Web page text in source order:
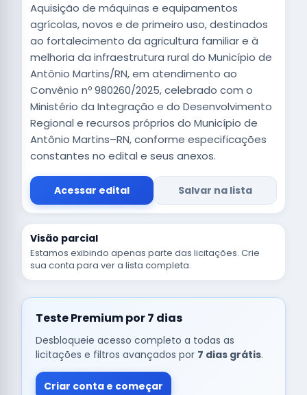
Aquisição de máquinas e equipamentos
agrícolas, novos e de primeiro uso, destinados
ao fortalecimento da agricultura familiar e à
melhoria da infraestrutura rural do Município de
Antônio Martins/RN, em atendimento ao
Convênio nº 980260/2025, celebrado com o
Ministério da Integração e do Desenvolvimento
Regional e recursos próprios do Município de
Antônio Martins–RN, conforme especificações
constantes no edital e seus anexos.
Acessar edital Salvar na lista
Visão parcial
Estamos exibindo apenas parte das licitações. Crie
sua conta para ver a lista completa.
Teste Premium por 7 dias
Desbloqueie acesso completo a todas as
licitações e filtros avançados por 7 dias grátis.
Criar conta e começar